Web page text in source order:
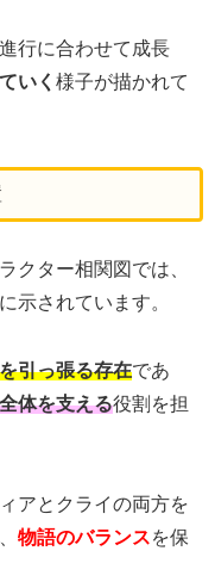
行に合わせて成長
いく 様子が描かれて
クター相関図では、
示されています。
引っ張る存在であ
体を支える役割を担
アとクライの両方を
物語のバランスを保